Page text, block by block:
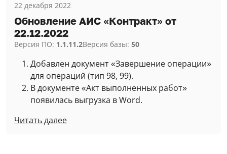
22 декабря 2022
Обновление АИС «Контракт» от
22.12.2022
Версия ПО: 1.1.11.2Версия базы: 50
Добавлен документ «Завершение операции»
для операций (тип 98, 99).
В документе «Акт выполненных работ»
появилась выгрузка в Word.
Читать далее